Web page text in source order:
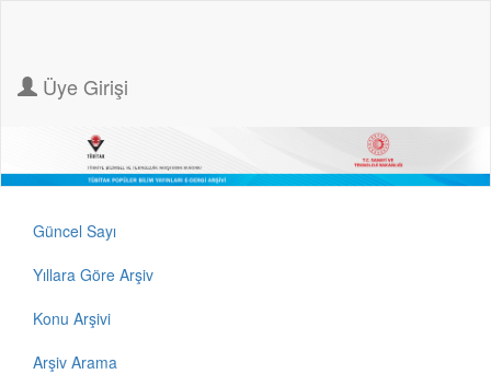
Üye Girişi
Güncel Sayı
Yıllara Göre Arşiv
Konu Arşivi
Arşiv Arama